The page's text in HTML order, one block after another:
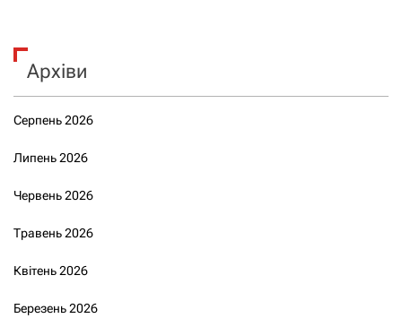
Архіви
Серпень 2026
Липень 2026
Червень 2026
Травень 2026
Квітень 2026
Березень 2026